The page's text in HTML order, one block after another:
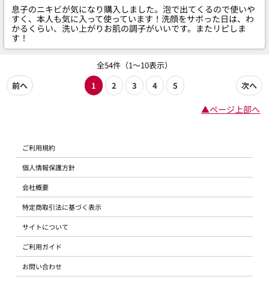
息子のニキビが気になり購入しました。泡で出てくるので使いや
すく、本人も気に入って使っています！洗顔をサボった日は、わ
かるくらい、洗い上がりお肌の調子がいいです。またリピしま
す！
全54件（1～10表示）
前へ
1 2 3 4 5 次へ
▲ページ上部へ
ご利用規約
個人情報保護方針
会社概要
特定商取引法に基づく表示
サイトについて
ご利用ガイド
お問い合わせ